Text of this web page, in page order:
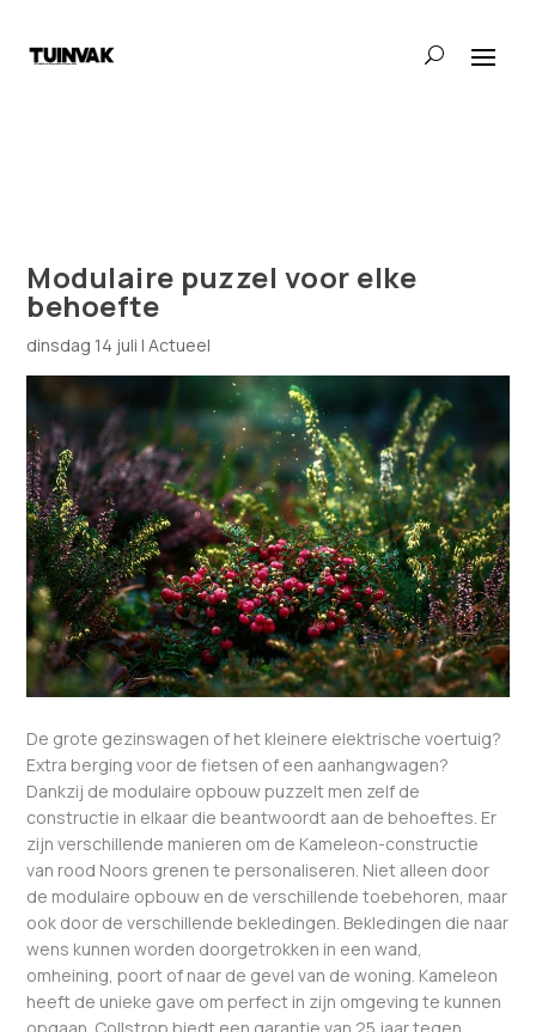
Modulaire puzzel voor elke
behoefte
dinsdag 14 juli |Actueel
De grote gezinswagen of het kleinere elektrische voertuig?
Extra berging voor de fietsen of een aanhangwagen?
Dankzij de modulaire opbouw puzzelt men zelf de
constructie in elkaar die beantwoordt aan de behoeftes. Er
zijn verschillende manieren om de Kameleon-constructie
van rood Noors grenen te personaliseren. Niet alleen door
de modulaire opbouw en de verschillende toebehoren, maar
ook door de verschillende bekledingen. Bekledingen die naar
wens kunnen worden doorgetrokken in een wand,
omheining, poort of naar de gevel van de woning. Kameleon
heeft de unieke gave om perfect in zijn omgeving te kunnen